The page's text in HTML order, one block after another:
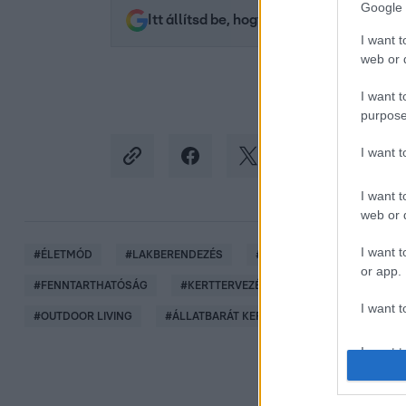
Google
I want
web or
I want
I want
I want
web or
I want
or app.
I want
I want
Itt állítsd be, hogy az RTL.hu az elsők
#ÉLETMÓD # LAKBERENDEZÉS # #
#FENNTARTHATÓSÁG #KERTTERVEZÉS
#OUTDOOR LIVING #ÁLLATBARÁT KERT ÖNELLÁTÁS